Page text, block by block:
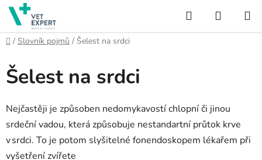
Přejít
obsah
Hledat
KOŠÍK
Domů
/ Slovník pojmů / Šelest na srdci
Šelest na srdci
Nejčastěji je způsoben nedomykavostí chlopní či jinou
srdeční vadou, která způsobuje nestandartní průtok krve
v srdci. To je potom slyšitelné fonendoskopem lékařem při
vyšetření zvířete